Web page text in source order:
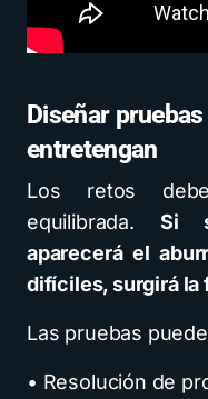
Diseñar
entretengan
Los retos
equilibrada. Si
aparecerá el
difíciles, surgirá la
Las pruebas
• Resolución de